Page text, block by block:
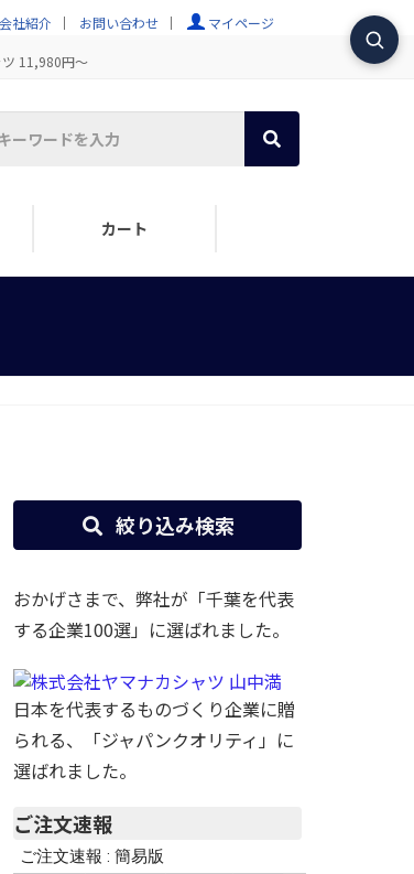
会社紹介 お問い合わせ マイページ
11,980円～
カート
絞り込み検索
おかげさまで、弊社が「千葉を代表
する企業100選」に選ばれました。
日本を代表するものづくり企業に贈
られる、「ジャパンクオリティ」に
選ばれました。
ご注文速報